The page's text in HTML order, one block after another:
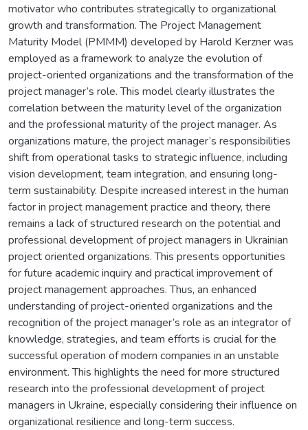
motivator who contributes strategically to organizational
growth and transformation. The Project Management
Maturity Model (PMMM) developed by Harold Kerzner was
employed as a framework to analyze the evolution of
project-oriented organizations and the transformation of the
project manager’s role. This model clearly illustrates the
correlation between the maturity level of the organization
and the professional maturity of the project manager. As
organizations mature, the project manager’s responsibilities
shift from operational tasks to strategic influence, including
vision development, team integration, and ensuring long-
term sustainability. Despite increased interest in the human
factor in project management practice and theory, there
remains a lack of structured research on the potential and
professional development of project managers in Ukrainian
project oriented organizations. This presents opportunities
for future academic inquiry and practical improvement of
project management approaches. Thus, an enhanced
understanding of project-oriented organizations and the
recognition of the project manager’s role as an integrator of
knowledge, strategies, and team efforts is crucial for the
successful operation of modern companies in an unstable
environment. This highlights the need for more structured
research into the professional development of project
managers in Ukraine, especially considering their influence on
organizational resilience and long-term success.